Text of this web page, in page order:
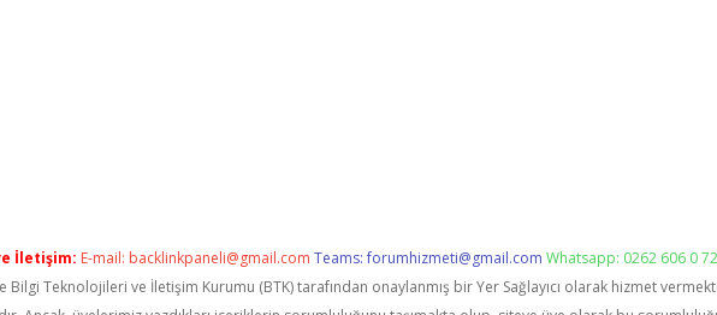
İletişim: E-mail: backlinkpaneli@gmail.com Teams:forumhizmeti@gmail.com Whatsapp: 0262 606 0
Bilgi Teknolojileri ve İletişim Kurumu (BTK) tarafından onaylanmış bir Yer Sağlayıcı olarak hizmet